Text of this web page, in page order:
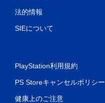
法的情報
SIEについて
PlayStation利用規約
PS Storeキャンセルポリシー
健康上のご注意